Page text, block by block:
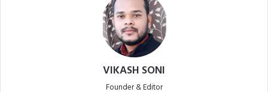
VIKASH SONI
Founder & Editor